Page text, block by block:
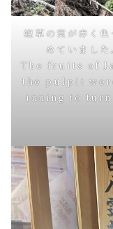
蝮草の実が赤く色
めていました
The fruits of
the pulpit
inning to turn